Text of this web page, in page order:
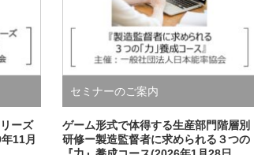
ーズ
11月
セミナーのご案内
ゲーム形式で体得する生産部門階層別
研修ー製造監督者に求められる３つの